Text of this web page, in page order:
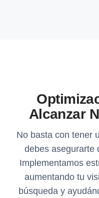
Alcanzar
No basta con tener
debes asegurarte
Implementamos
aumentando tu
búsqueda y